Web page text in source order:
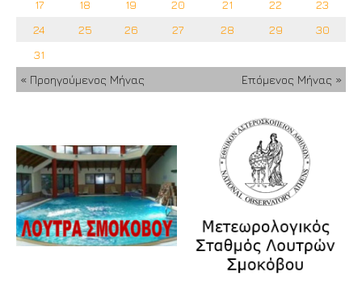
17 18 19 20 21 22
23
24
25 26 27 28 29
30
31
« Προηγούμενος Μήνας
Επόμενος Μήνας »